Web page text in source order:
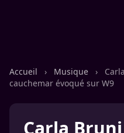
Accueil › Musique ›
cauchemar évoqué sur W9
Carla